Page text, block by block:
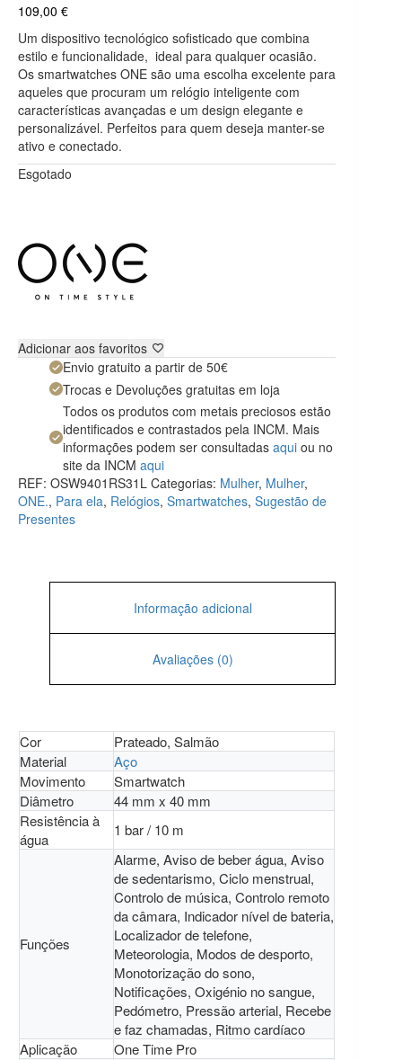
109,00 €
Um dispositivo tecnológico sofisticado que combina
estilo e funcionalidade, ideal para qualquer ocasião.
Os smartwatches ONE são uma escolha excelente para
aqueles que procuram um relógio inteligente com
características avançadas e um design elegante e
personalizável. Perfeitos para quem deseja manter-se
ativo e conectado.
Esgotado
Adicionar aos favoritos
Envio gratuito a partir de 50€
Trocas e Devoluções gratuitas em loja
Todos os produtos com metais preciosos estão
identificados e contrastados pela INCM. Mais
informações podem ser consultadas aqui ou no
site da INCM aqui
REF: OSW9401RS31L Categorias: Mulher, Mulher,
ONE., Para ela, Relógios, Smartwatches, Sugestão de
Presentes
Informação adicional
Avaliações (0)
Cor
Prateado, Salmão
Material
Aço
Movimento
Smartwatch
Diâmetro
44 mm x 40 mm
Resistência à
água
1 bar / 10 m
Funções
Alarme, Aviso de beber água, Aviso
de sedentarismo, Ciclo menstrual,
Controlo de música, Controlo remoto
da câmara, Indicador nível de bateria,
Localizador de telefone,
Meteorologia, Modos de desporto,
Monotorização do sono,
Notificações, Oxigénio no sangue,
Pedómetro, Pressão arterial, Recebe
e faz chamadas, Ritmo cardíaco
Aplicação
One Time Pro